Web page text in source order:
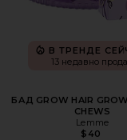
В ТРЕНДЕ
13 недавно
БАД GROW HAIR
CHEWS
Lemme
$40